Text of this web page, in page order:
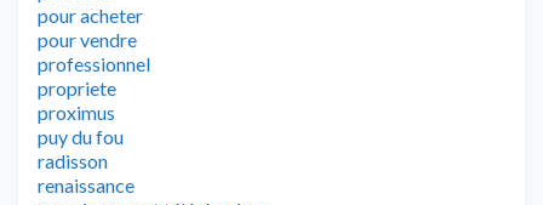
pour acheter
pour vendre
professionnel
propriete
proximus
puy du fou
radisson
renaissance